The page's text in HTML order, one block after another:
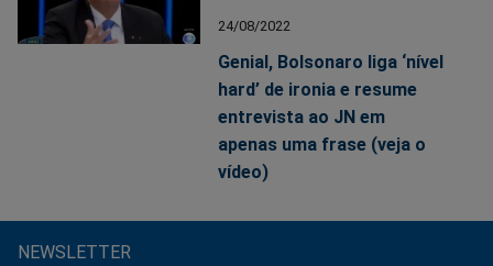
24/08/2022
Genial, Bolsonaro liga ‘nível
hard’ de ironia e resume
entrevista ao JN em
apenas uma frase (veja o
vídeo)
NEWSLETTER